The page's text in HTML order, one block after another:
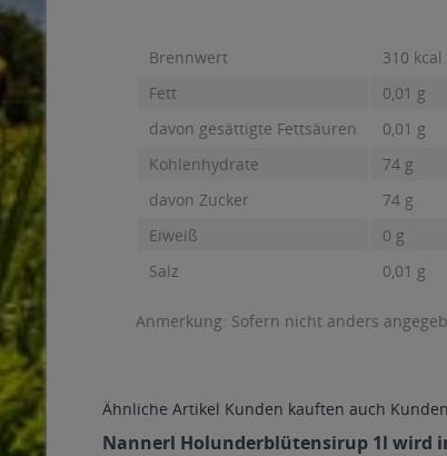
Brennwert
310 kcal
Fett
0,01 g
davon gesättigte Fettsäuren
0,01 g
Kohlenhydrate
74 g
davon Zucker
74 g
Eiweiß
0 g
Salz
0,01 g
Anmerkung: Sofern nicht anders
Ähnliche Artikel Kunden kauften auch
Nannerl Holunderblütensirup 1l wird